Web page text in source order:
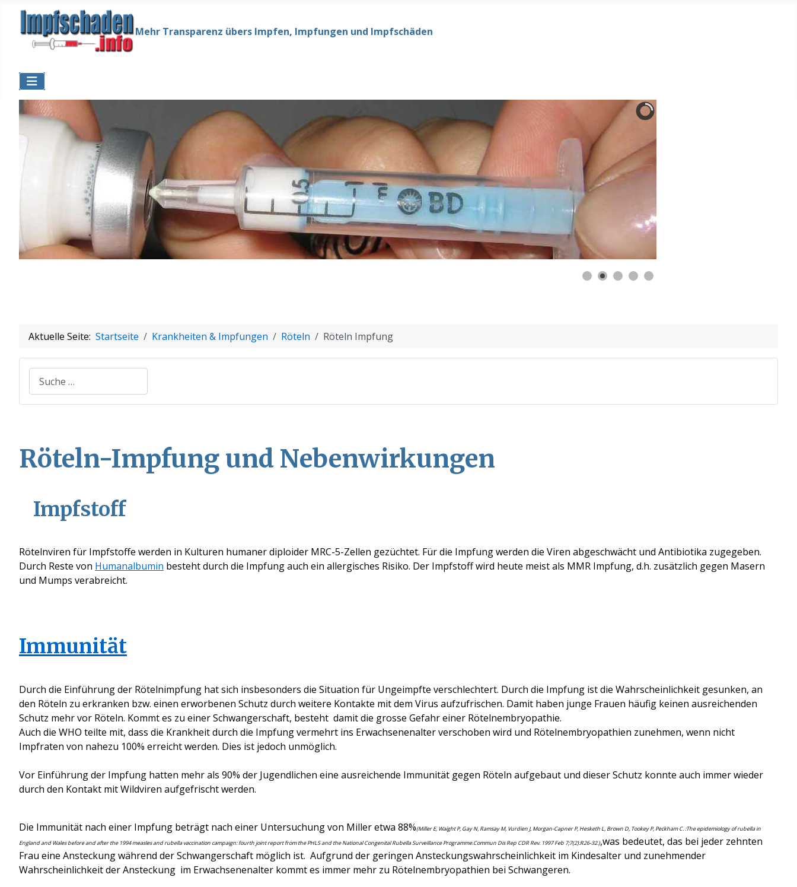
Mehr Transparenz übers Impfen, Impfungen und Impfschäden
Aktuelle Seite: Startseite Krankheiten & Impfungen Röteln Röteln Impfung
Röteln-Impfung und Nebenwirkungen
Impfstoff
Rötelnviren für Impfstoffe werden in Kulturen humaner diploider MRC-5-Zellen gezüchtet. Für die Impfung werden die Viren abgeschwächt und Antibiotika zugegeben.
Durch Reste von Humanalbumin besteht durch die Impfung auch ein allergisches Risiko. Der Impfstoff wird heute meist als MMR Impfung, d.h. zusätzlich gegen Masern
und Mumps verabreicht.
Immunität
Durch die Einführung der Rötelnimpfung hat sich insbesonders die Situation für Ungeimpfte verschlechtert. Durch die Impfung ist die Wahrscheinlichkeit gesunken, an
den Röteln zu erkranken bzw. einen erworbenen Schutz durch weitere Kontakte mit dem Virus aufzufrischen. Damit haben junge Frauen häufig keinen ausreichenden
Schutz mehr vor Röteln. Kommt es zu einer Schwangerschaft, besteht damit die grosse Gefahr einer Rötelnembryopathie.
Auch die WHO teilte mit, dass die Krankheit durch die Impfung vermehrt ins Erwachsenenalter verschoben wird und Rötelnembryopathien zunehmen, wenn nicht
Impfraten von nahezu 100% erreicht werden. Dies ist jedoch unmöglich.
Vor Einführung der Impfung hatten mehr als 90% der Jugendlichen eine ausreichende Immunität gegen Röteln aufgebaut und dieser Schutz konnte auch immer wieder
durch den Kontakt mit Wildviren aufgefrischt werden.
Die Immunität nach einer Impfung beträgt nach einer Untersuchung von Milleretwa 88%(Miller E, Waight P, Gay N, Ramsay M, Vurdien J, Morgan-Capner P, Hesketh L, Brown D, Tookey P, Peckham C. :The epidemiology of rubella in
England and Wales before and after the 1994 measles and rubella vaccination campaign: fourth joint report from the PHLS and the National Congenital Rubella Surveillance Programme.Commun Dis Rep CDR Rev. 1997 Feb 7;7(2):R26-32.),was bedeutet, das bei jeder zehnten
Frau eine Ansteckung während der Schwangerschaft möglich ist. Aufgrund der geringen Ansteckungswahrscheinlichkeit im Kindesalter und zunehmender
Wahrscheinlichkeit der Ansteckung im Erwachsenenalter kommt es immer mehr zu Rötelnembryopathien bei Schwangeren.